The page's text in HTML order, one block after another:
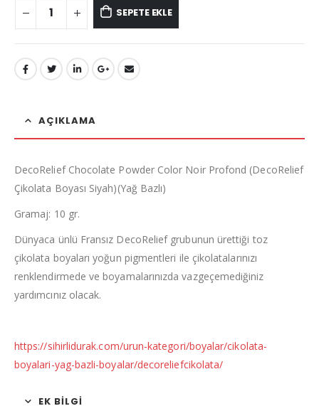
SEPETE EKLE
AÇIKLAMA
DecoRelief Chocolate Powder Color Noir Profond (DecoRelief
Çikolata Boyası Siyah)(Yağ Bazlı)
Gramaj: 10 gr.
Dünyaca ünlü Fransız DecoRelief grubunun ürettiği toz
çikolata boyaları yoğun pigmentleri ile çikolatalarınızı
renklendirmede ve boyamalarınızda vazgeçemediğiniz
yardımcınız olacak.
https://sihirlidurak.com/urun-kategori/boyalar/cikolata-
boyalari-yag-bazli-boyalar/decoreliefcikolata/
EK BILGI